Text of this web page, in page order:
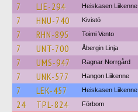
7 LJE-294 Heiskasen Liikenne
7 HNU-740 Kivistö
7 RHN-895 Toimi Vento
7 UNT-700 Åbergin Linja
7 UMS-947 Ragnar Norrgård
7 UNK-577 Hangon Liikenne
7 LEK-457 Heiskasen Liikenne
24 TPL-824 Förbom